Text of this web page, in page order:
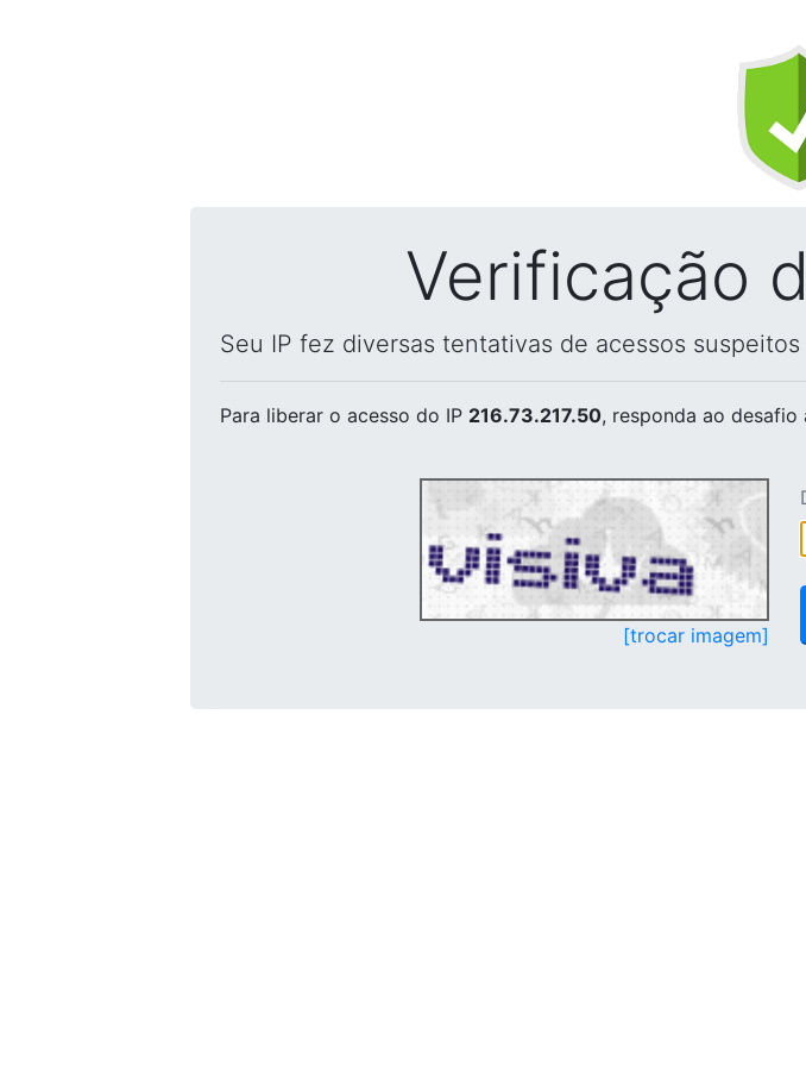
Verificação
Seu IP fez diversas tentativas de acessos
Para liberar o acesso do IP 216.73.217.50, responda ao desafio
[trocar imagem]